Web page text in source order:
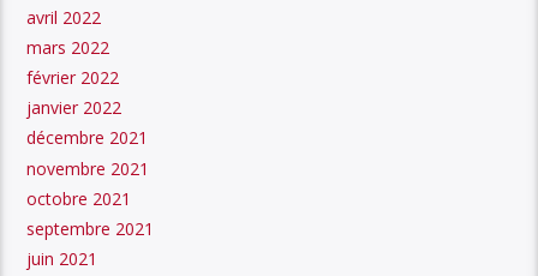
avril 2022
mars 2022
février 2022
janvier 2022
décembre 2021
novembre 2021
octobre 2021
septembre 2021
juin 2021